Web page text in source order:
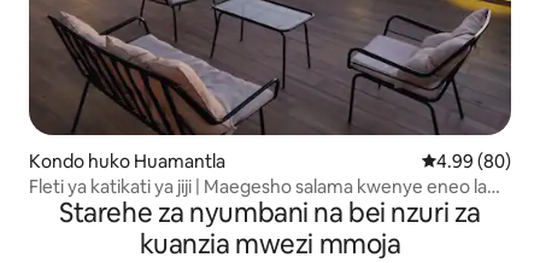
Kondo huko Huamantla Ukadiriaji wa
4.99 (80)
Fleti ya katikati ya jiji | Maegesho salama kwenye eneo la
faragha
Starehe za nyumbani na bei nzuri za
kuanzia mwezi mmoja